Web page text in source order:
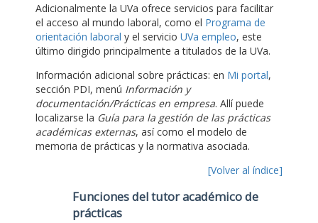
Adicionalmente la UVa ofrece servicios para facilitar
el acceso al mundo laboral, como el Programa de
orientación laboral y el servicio UVa empleo, este
último dirigido principalmente a titulados de la UVa.
Información adicional sobre prácticas: en Mi portal,
sección PDI, menú Información y
documentación/Prácticas en empresa. Allí puede
localizarse la Guía para la gestión de las prácticas
académicas externas, así como el modelo de
memoria de prácticas y la normativa asociada.
[Volver al índice]
Funciones del tutor académico de
prácticas